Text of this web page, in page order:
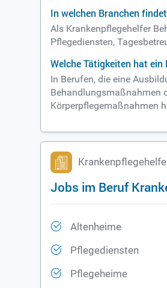
In welchen Branchen
Als Krankenpflegehelfer
Pflegediensten,
Welche Tätigkeiten hat
In Berufen, die eine
Behandlungsmaßnahmen
Körperpflegemaßnahmen
Jobs im Beruf
Altenheime
Pflegediensten
Pflegeheime